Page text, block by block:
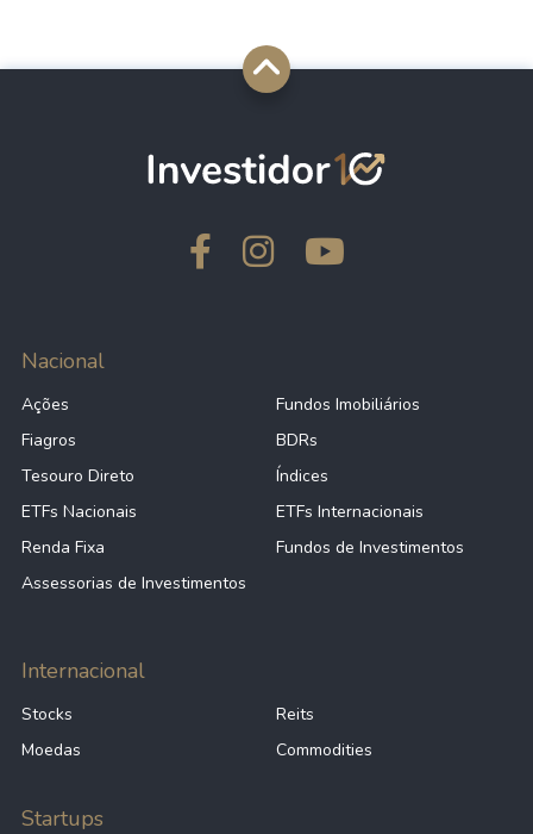
Nacional
Ações
Fundos Imobiliários
Fiagros
BDRs
Tesouro Direto
Índices
ETFs Nacionais
ETFs Internacionais
Renda Fixa
Fundos de Investimentos
Assessorias de Investimentos
Internacional
Stocks
Reits
Moedas
Commodities
Startups